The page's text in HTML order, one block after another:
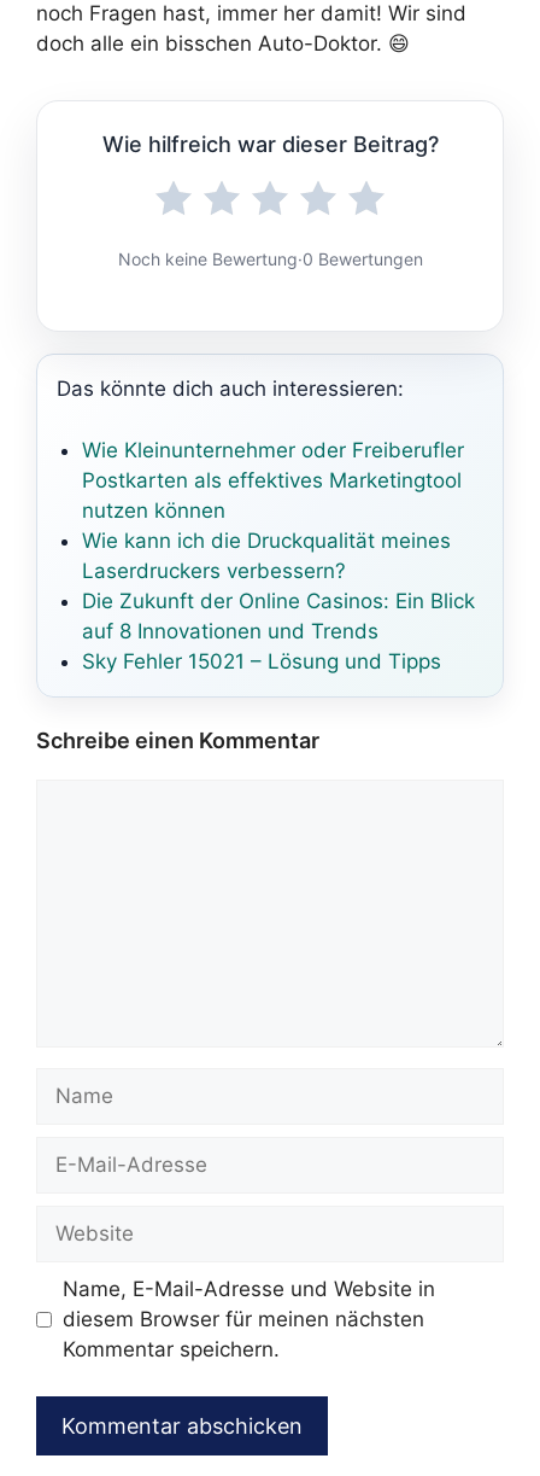
noch Fragen hast, immer her damit! Wir sind
doch alle ein bisschen Auto-Doktor. 😄
Wie hilfreich war dieser Beitrag?
Noch keine Bewertung·0 Bewertungen
Das könnte dich auch interessieren:
Wie Kleinunternehmer oder Freiberufler
Postkarten als effektives Marketingtool
nutzen können
Wie kann ich die Druckqualität meines
Laserdruckers verbessern?
Die Zukunft der Online Casinos: Ein Blick
auf 8 Innovationen und Trends
Sky Fehler 15021 – Lösung und Tipps
Schreibe einen Kommentar
Name
Website
Name, E-Mail-Adresse und Website in
diesem Browser für meinen nächsten
Kommentar speichern.